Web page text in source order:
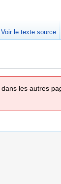
dans les autres
Voir le texte source